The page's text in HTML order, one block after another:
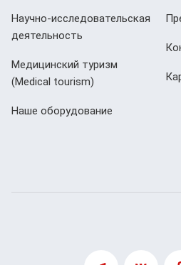
Научно-исследовательская
деятельность
Медицинский туризм
(Мedical tourism)
Наше оборудование